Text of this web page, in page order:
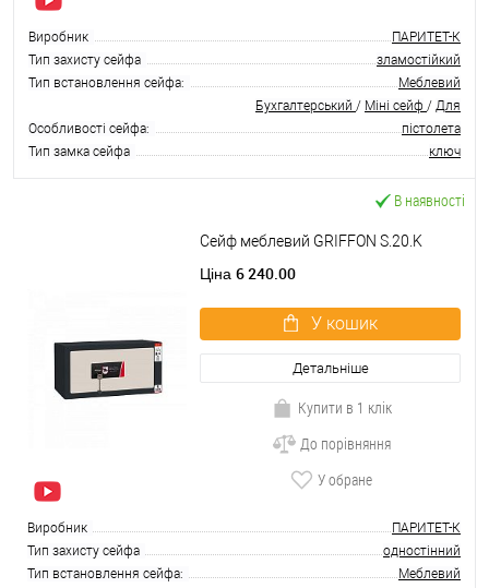
Виробник
ПАРИТЕТ-К
Тип захисту сейфа
зламостійкий
Тип встановлення сейфа:
Меблевий
Особливості сейфа:
Бухгалтерський / Міні сейф / Для
пістолета
Тип замка сейфа
ключ
В наявності
Сейф меблевий GRIFFON S.20.K
Ціна 6 240.00
У кошик
Детальніше
Купити в 1 клік
До порівняння
У обране
Виробник
ПАРИТЕТ-К
Тип захисту сейфа
одностінний
Тип встановлення сейфа:
Меблевий